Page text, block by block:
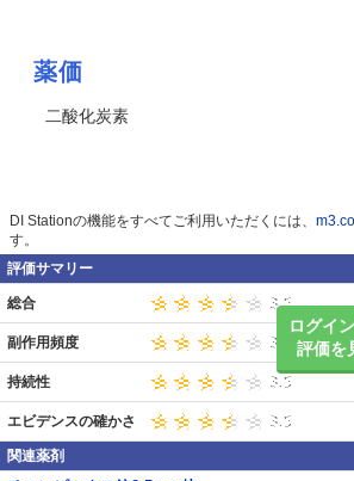
薬価
二酸化炭素
DI Stationの機能をすべてご利用いただくには、
す。
評価サマリー
ログイ
評価を
総合
副作用頻度
持続性
エビデンスの確かさ
関連薬剤